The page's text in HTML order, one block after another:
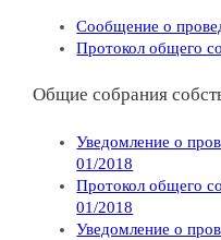
Сообщение о
Протокол общего
Общие собрания
Уведомление о
01/2018
Протокол общего
01/2018
Уведомление о